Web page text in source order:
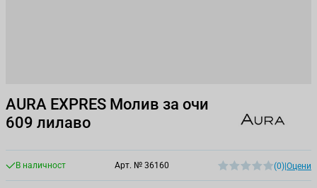
AURA EXPRES Молив за очи
609 лилаво
В наличност Арт. № 36160 (0)|Оцени